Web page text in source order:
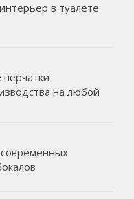
в туалете
на любой